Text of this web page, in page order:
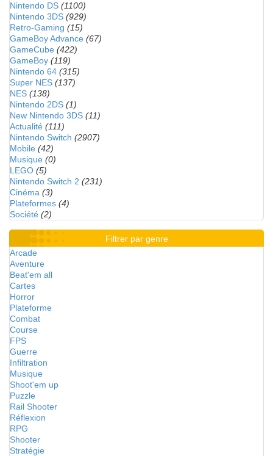
Nintendo DS (1100)
Nintendo 3DS (929)
Retro-Gaming (15)
GameBoy Advance (67)
GameCube (422)
GameBoy (119)
Nintendo 64 (315)
Super NES (137)
NES (138)
Nintendo 2DS (1)
New Nintendo 3DS (11)
Actualité (111)
Nintendo Switch (2907)
Mobile (42)
Musique (0)
LEGO (5)
Nintendo Switch 2 (231)
Cinéma (3)
Plateformes (4)
Société (2)
Filtrer par genre
Arcade
Aventure
Beat'em all
Cartes
Horror
Plateforme
Combat
Course
FPS
Guerre
Infiltration
Musique
Shoot'em up
Puzzle
Rail Shooter
Réflexion
RPG
Shooter
Stratégie